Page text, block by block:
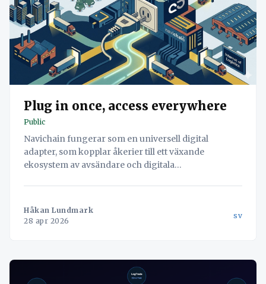
Plug in once, access everywhere
Public
Navichain fungerar som en universell digital
adapter, som kopplar åkerier till ett växande
ekosystem av avsändare och digitala
Håkan Lundmark
28 apr 2026
sv